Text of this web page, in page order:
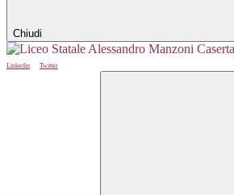
Chiudi
Linkedin
Twitter